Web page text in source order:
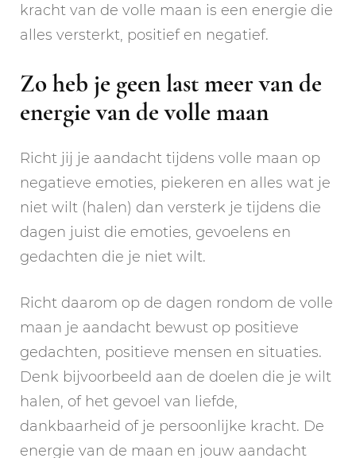
kracht van de volle maan is een energie die
alles versterkt, positief en negatief.
Zo heb je geen last meer van de
energie van de volle maan
Richt jij je aandacht tijdens volle maan op
negatieve emoties, piekeren en alles wat je
niet wilt (halen) dan versterk je tijdens die
dagen juist die emoties, gevoelens en
gedachten die je niet wilt.
Richt daarom op de dagen rondom de volle
maan je aandacht bewust op positieve
gedachten, positieve mensen en situaties.
Denk bijvoorbeeld aan de doelen die je wilt
halen, of het gevoel van liefde,
dankbaarheid of je persoonlijke kracht. De
energie van de maan en jouw aandacht